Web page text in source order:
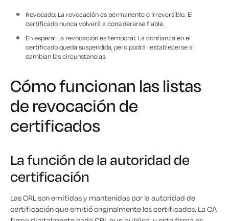
Revocado: La revocación es permanente e irreversible. El
certificado nunca volverá a considerarse fiable.
En espera: La revocación es temporal. La confianza en el
certificado queda suspendida, pero podrá restablecerse si
cambian las circunstancias.
Cómo funcionan las listas
de revocación de
certificados
La función de la autoridad de
certificación
Las CRL son emitidas y mantenidas por la autoridad de
certificación que emitió originalmente los certificados. La CA